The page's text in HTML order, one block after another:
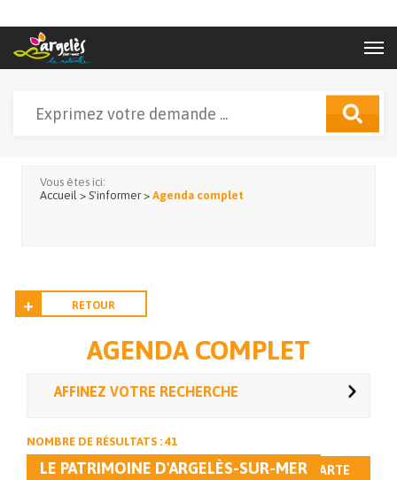
Formulaire de recherche
Vous êtes ici:
Accueil > S'informer > Agenda complet
RETOUR
AGENDA COMPLET
AFFINEZ VOTRE RECHERCHE
NOMBRE DE RÉSULTATS : 41
AFFICHAGE LISTE AFFICHAGE CARTE
LE PATRIMOINE D'ARGELÈS-SUR-MER